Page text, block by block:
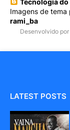
Imagens de tema
rami_ba
Desenvolvido
LATEST POSTS